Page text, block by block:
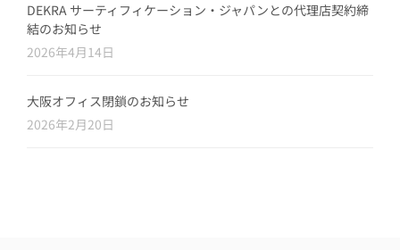
DEKRA サーティフィケーション・ジャパンとの代理店契約締
結のお知らせ
2026年4月14日
大阪オフィス閉鎖のお知らせ
2026年2月20日